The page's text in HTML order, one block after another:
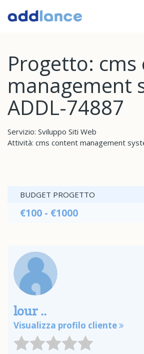
Progetto:
management
ADDL-74887
Servizio: Sviluppo Siti Web
Attività: cms content management
BUDGET PROGETTO
€100 - €1000
lour ..
Visualizza profilo cliente